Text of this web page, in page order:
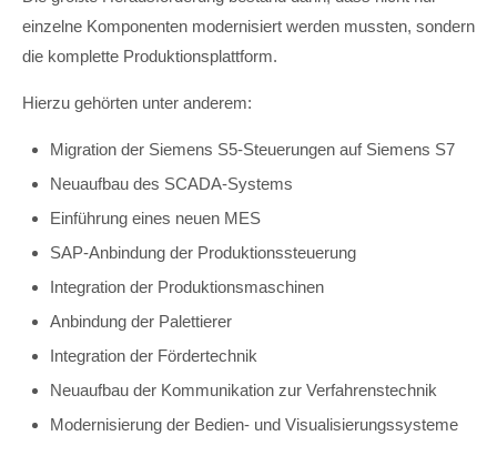
einzelne Komponenten modernisiert werden mussten, sondern
die komplette Produktionsplattform.
Hierzu gehörten unter anderem:
Migration der Siemens S5-Steuerungen auf Siemens S7
Neuaufbau des SCADA-Systems
Einführung eines neuen MES
SAP-Anbindung der Produktionssteuerung
Integration der Produktionsmaschinen
Anbindung der Palettierer
Integration der Fördertechnik
Neuaufbau der Kommunikation zur Verfahrenstechnik
Modernisierung der Bedien- und Visualisierungssysteme